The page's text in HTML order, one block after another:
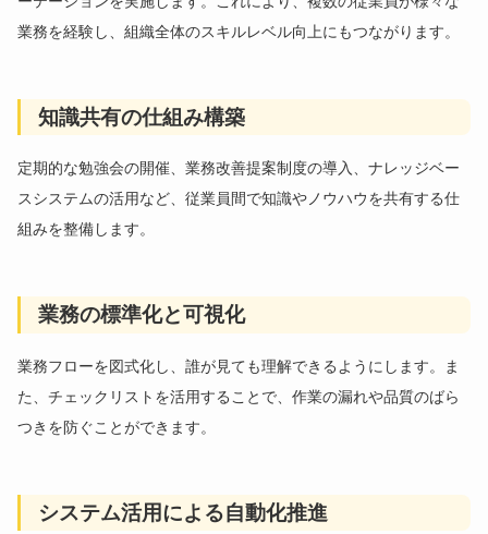
業務を経験し、組織全体のスキルレベル向上にもつながります。
知識共有の仕組み構築
定期的な勉強会の開催、業務改善提案制度の導入、ナレッジベー
スシステムの活用など、従業員間で知識やノウハウを共有する仕
組みを整備します。
業務の標準化と可視化
業務フローを図式化し、誰が見ても理解できるようにします。ま
た、チェックリストを活用することで、作業の漏れや品質のばら
つきを防ぐことができます。
システム活用による自動化推進